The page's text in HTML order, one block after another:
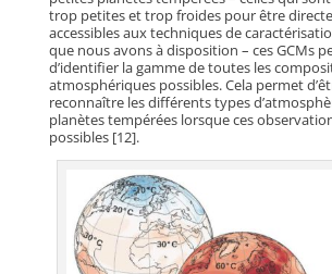
trop petites et trop froides pour être
accessibles aux techniques de
que nous avons à disposition – ces GCMs
d’identifier la gamme de toutes les
atmosphériques possibles. Cela permet
reconnaître les différents types
planètes tempérées lorsque ces
possibles [12].